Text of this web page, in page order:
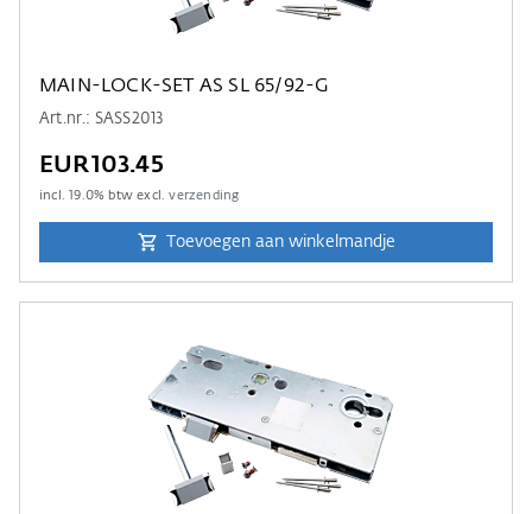
MAIN-LOCK-SET AS SL 65/92-G
Art.nr.: SASS2013
EUR103.45
incl.19.0% btw excl.verzending
Toevoegen aan winkelmandje